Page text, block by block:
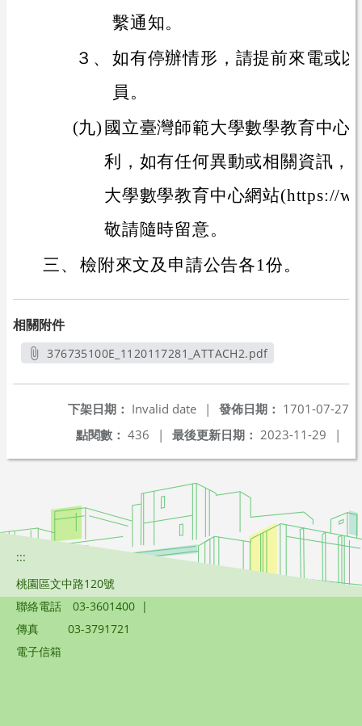
繫通知。
３、 如有停辦情形，請提前來電或
員。
(九) 國立臺灣師範大學數學教育中心
利，如有任何異動或相關資訊，
大學數學教育中心網站(https://
敬請隨時留意。
三、 檢附來文及申請公告各1份。
相關附件
376735100E_1120117281_ATTACH2.pdf
發佈日期： 1701-07-27
下架日期： Invalid date
|
最後更新日期： 2023-11-29 |
點閱數： 436 |
:::
桃園區文中路120號
聯絡電話
03-3601400 |
傳真
03-3791721
電子信箱